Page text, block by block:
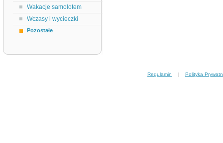
Wakacje samolotem
Wczasy i wycieczki
Pozostałe
Regulamin | Polityka